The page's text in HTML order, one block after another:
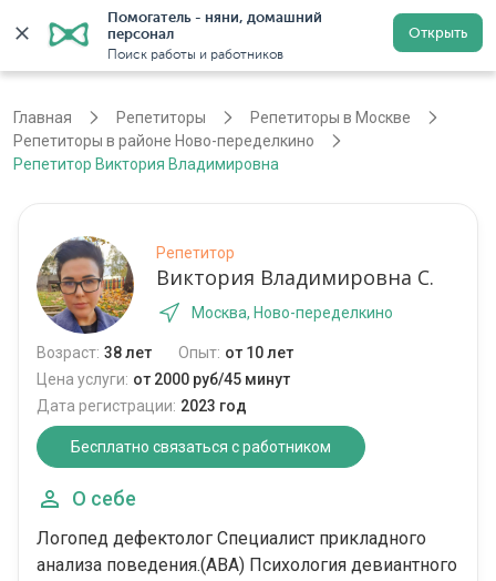
Помогатель - няни, домашний
персонал
Поиск работы и работников
Открыть
Регистрация
Главная Репетиторы
Репетиторы в Москве
Репетиторы в районе Ново-переделкино
Репетитор Виктория Владимировна
Репетитор
Виктория Владимировна С.
Москва, Ново-переделкино
Возраст: 38 лет Опыт: от 10 лет
Цена услуги: от 2000 руб/45 минут
Дата регистрации: 2023 год
Бесплатно связаться с работником
О себе
Логопед дефектолог Специалист прикладного
анализа поведения.(АВА) Психология девиантного